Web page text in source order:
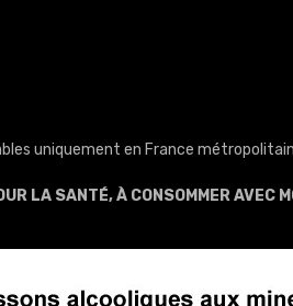
uniquement en France
LA SANTÉ, À CONSOMMER AVEC